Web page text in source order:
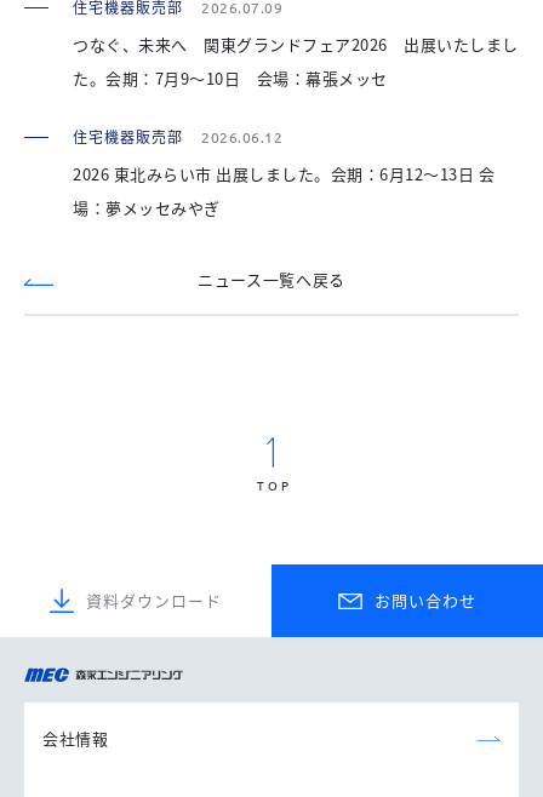
住宅機器販売部 2026.07.09
つなぐ、未来へ 関東グランドフェア2026 出展いたしまし
た。会期：7月9～10日 会場：幕張メッセ
住宅機器販売部 2026.06.12
2026 東北みらい市 出展しました。会期：6月12～13日 会
場：夢メッセみやぎ
ニュース一覧へ戻る
TOP
資料ダウンロード お問い合わせ
森永エンジニアリング
株式会社
会社情報